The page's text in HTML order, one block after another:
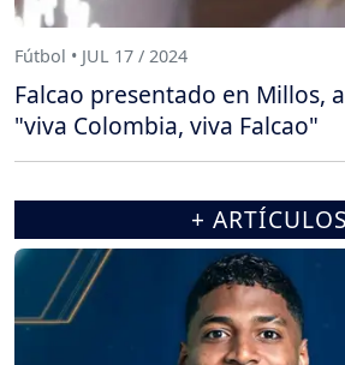
Fútbol • JUL 17 / 2024
Falcao presentado en Millos,
"viva Colombia, viva Falcao"
+ ARTÍCULOS